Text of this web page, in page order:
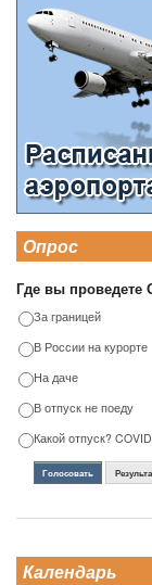
Опрос
Где вы проведете
За границей
В России на курорте
На даче
В отпуск не поеду
Какой отпуск?
Голосовать
Календарь